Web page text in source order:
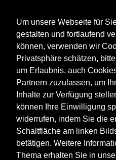
Um unsere Webseite für
gestalten und fortlaufend
können, verwenden wir
Privatsphäre schätzen,
um Erlaubnis, auch
Partnern zuzulassen, um
Inhalte zur Verfügung
können Ihre Einwilligung
widerrufen, indem Sie die
Schaltfläche am linken
betätigen. Weitere
Thema erhalten Sie in